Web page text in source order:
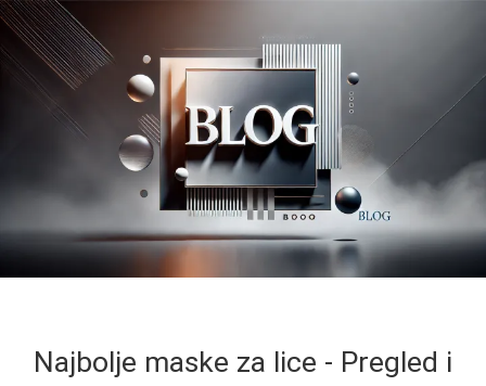
Najbolje maske za lice - Pregled i